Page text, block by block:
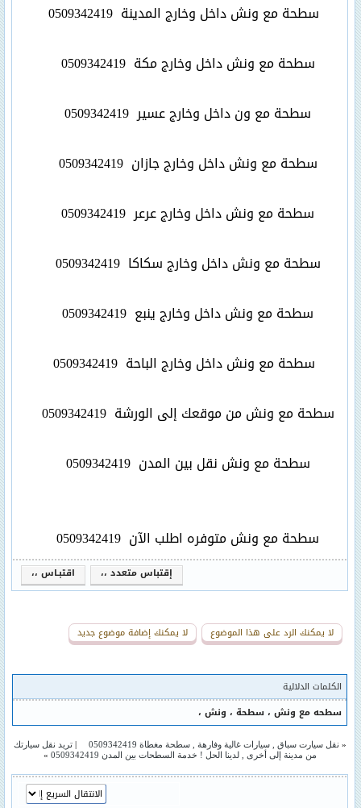
سطحة مع ونش داخل وخارج المدينة 0509342419
سطحة مع ونش داخل وخارج مكة0509342419
سطحة مع ون داخل وخارج عسير 0509342419
سطحة مع ونش داخل وخارج جازان0509342419
سطحة مع ونش داخل وخارج عرعر 0509342419
سطحة مع ونش داخل وخارج سكاكا0509342419
سطحة مع ونش داخل وخارج ينبع 0509342419
سطحة مع ونش داخل وخارج الباحة0509342419
سطحة مع ونش من موقعك إلى الورشة0509342419
سطحة مع ونش نقل بين المدن0509342419
سطحة مع ونش متوفره اطلب الآن 0509342419
اقتبـاس ،، إقتباس متعدد ،،
لا يمكنك الرد على هذا الموضوع لا يمكنك إضافة موضوع جديد
الكلمات الدلالية
سطحه مع ونش ،سطحة ، ونش ،
« نقل سيارت سباق , سيارات غالية وفارهة , سطحة مغطاة 0509342419 |تريد نقل سيارتك
من مدينة إلى أخرى , لدينا الحل ! خدمة السطحات بين المدن 0509342419
»